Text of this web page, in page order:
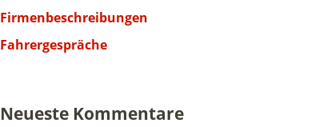
Firmenbeschreibungen
Fahrergespräche
Neueste Kommentare